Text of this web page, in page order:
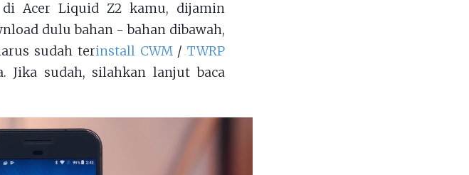
Acer Liquid Z2 kamu, dijamin
dulu bahan - bahan dibawah,
sudah terinstall CWM/ TWRP
Jika sudah, silahkan lanjut baca